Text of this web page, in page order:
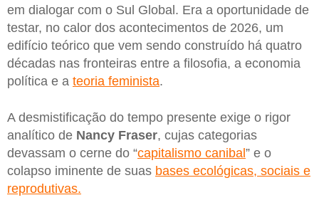
em dialogar com o Sul Global. Era a oportunidade de
testar, no calor dos acontecimentos de 2026, um
edifício teórico que vem sendo construído há quatro
décadas nas fronteiras entre a filosofia, a economia
política e a teoria feminista.
A desmistificação do tempo presente exige o rigor
analítico de Nancy Fraser, cujas categorias
devassam o cerne do “capitalismo canibal ” e o
colapso iminente de suas bases ecológicas, sociais e
reprodutivas.